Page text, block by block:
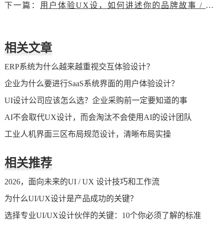
下一篇：
用户体验UX设，如何讲述你的品牌故事 / 调性 /DNA设计
相关文章
ERP系统为什么越来越重视交互体验设计？
企业为什么要进行SaaS系统界面的用户体验设计？
UI设计公司应该怎么选？企业采购前一定要知道的事
AI不会取代UX设计，而会淘汰不会使用AI的设计团队
工业人机界面三区布局规范设计，清晰布局实操
相关推荐
2026，面向未来的UI / UX 设计技巧和工作流
为什么UI/UX设计是产品成功的关键？
选择专业UI/UX设计伙伴的关键：10个你必须了解的标准